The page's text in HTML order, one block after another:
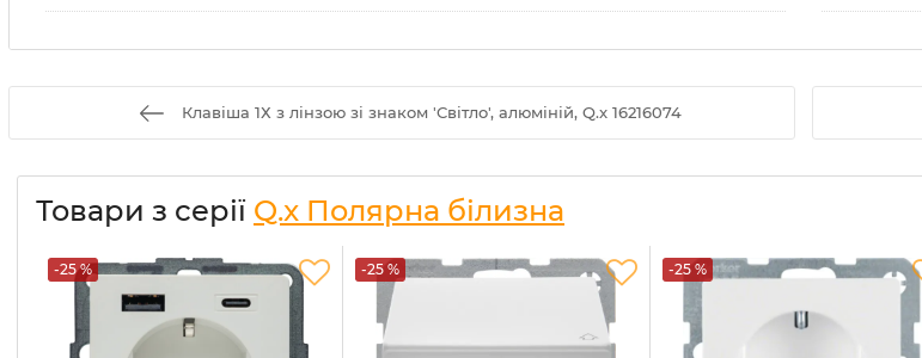
Клавіша 1Х з лінзою зі знаком 'Світло', алюміній, Q.x 16216074
Товари з серії Q.x Полярна білизна
-25 % -25 % -25 %